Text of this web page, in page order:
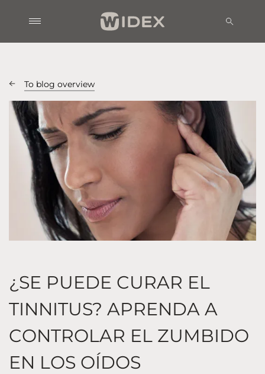
To blog overview
¿SE PUEDE CURAR EL
TINNITUS? APRENDA A
CONTROLAR EL ZUMBIDO
EN LOS OÍDOS